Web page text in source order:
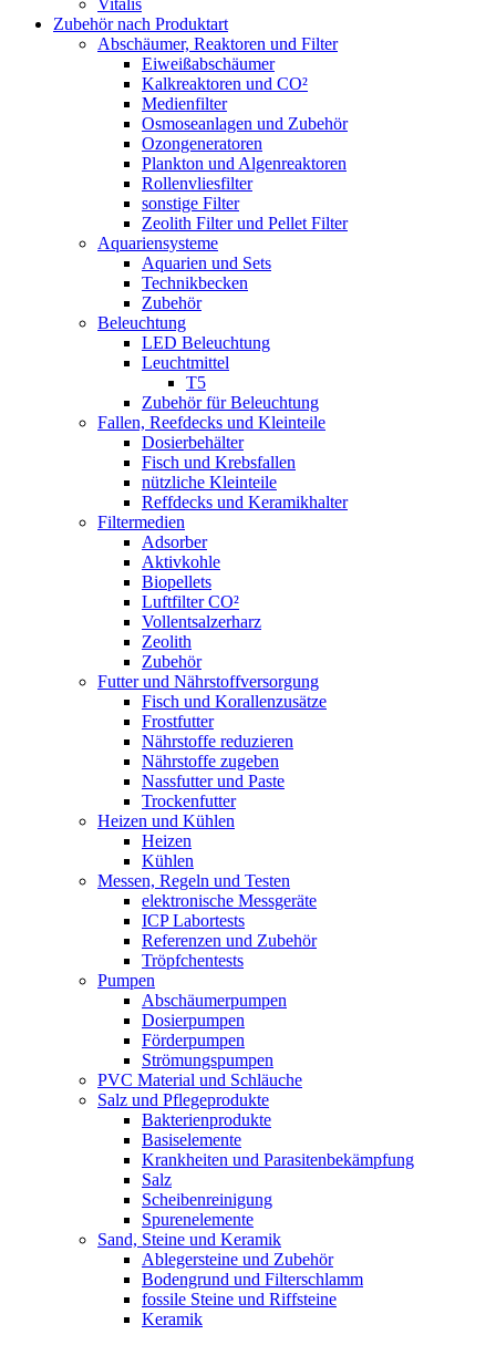
Zubehör nach Produktart
Abschäumer, Reaktoren und Filter
Eiweißabschäumer
Kalkreaktoren und CO²
Medienfilter
Osmoseanlagen und Zubehör
Ozongeneratoren
Plankton und Algenreaktoren
Rollenvliesfilter
sonstige Filter
Zeolith Filter und Pellet Filter
Aquariensysteme
Aquarien und Sets
Technikbecken
Zubehör
Beleuchtung
LED Beleuchtung
Leuchtmittel
T5
Zubehör für Beleuchtung
Fallen, Reefdecks und Kleinteile
Dosierbehälter
Fisch und Krebsfallen
nützliche Kleinteile
Reffdecks und Keramikhalter
Filtermedien
Adsorber
Aktivkohle
Biopellets
Luftfilter CO²
Vollentsalzerharz
Zeolith
Zubehör
Futter und Nährstoffversorgung
Fisch und Korallenzusätze
Frostfutter
Nährstoffe reduzieren
Nährstoffe zugeben
Nassfutter und Paste
Trockenfutter
Heizen und Kühlen
Heizen
Kühlen
Messen, Regeln und Testen
elektronische Messgeräte
ICP Labortests
Referenzen und Zubehör
Tröpfchentests
Pumpen
Abschäumerpumpen
Dosierpumpen
Förderpumpen
Strömungspumpen
PVC Material und Schläuche
Salz und Pflegeprodukte
Bakterienprodukte
Basiselemente
Krankheiten und Parasitenbekämpfung
Salz
Scheibenreinigung
Spurenelemente
Sand, Steine und Keramik
Ablegersteine und Zubehör
Bodengrund und Filterschlamm
fossile Steine und Riffsteine
Keramik